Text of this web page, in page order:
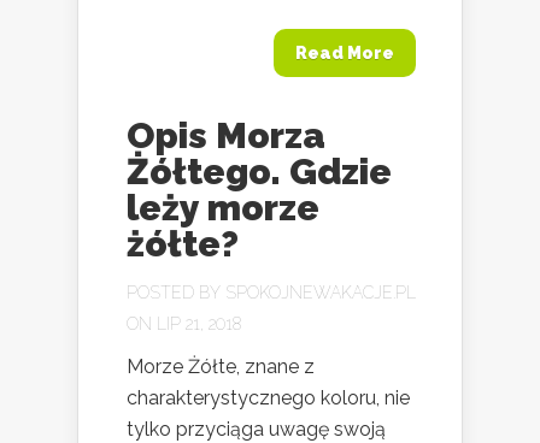
Read More
Opis Morza
Żółtego. Gdzie
leży morze
żółte?
POSTED BY SPOKOJNEWAKACJE.PL
ON LIP 21, 2018
Morze Żółte, znane z
charakterystycznego koloru, nie
tylko przyciąga uwagę swoją